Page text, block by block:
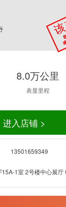
8.0万公里
表显里程
进入店铺 >
13501659349
1室 2号楼中心展厅